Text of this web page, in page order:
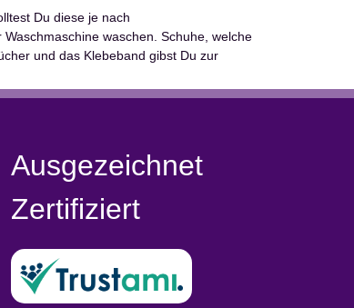
Du diese je nach
waschen. Schuhe, welche
und das Klebeband gibst Du zur
Ausgezeichnet
Zertifiziert